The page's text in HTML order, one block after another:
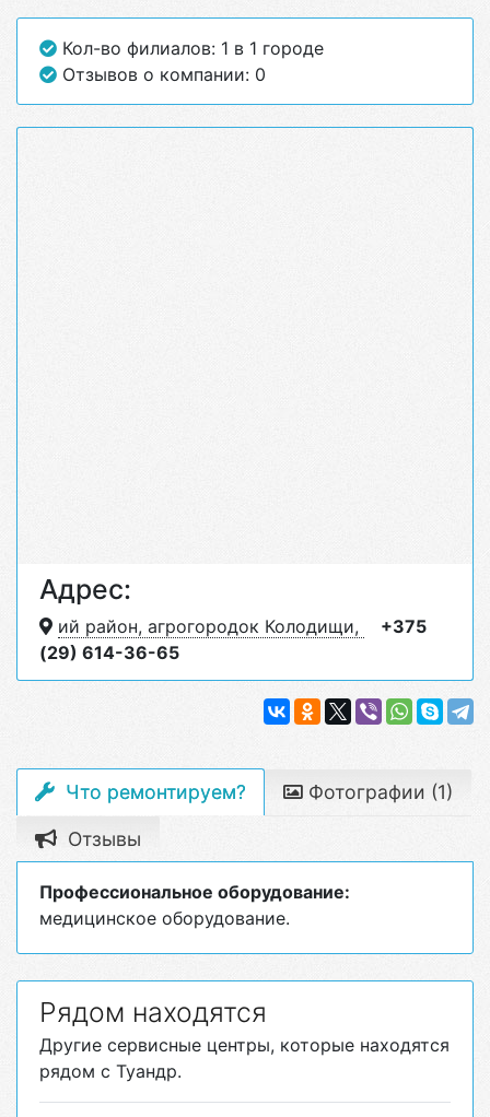
Кол-во филиалов: 1 в 1 городе
Отзывов о компании: 0
Адрес:
ий район, агрогородок Колодищи,
+375
(29) 614-36-65
Что ремонтируем? Фотографии (1)
Отзывы
Профессиональное оборудование:
медицинское оборудование.
Рядом находятся
Другие сервисные центры, которые находятся
рядом с Туандр.